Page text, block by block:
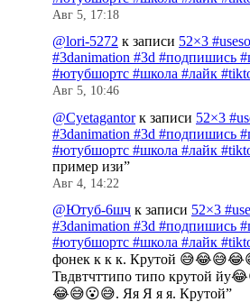
Авг 5, 17:18
@lori-5272 к записи 52×3
#3danimation #3d #подпишись
#ютубшортс #школа #лайк
Авг 5, 10:46
@Cyetagantorк записи 52×3
#3danimation #3d #подпишись
#ютубшортс #школа #лайк
пример изи”
Авг 4, 14:22
@Ютуб-6шч к записи 52×3
#3danimation #3d #подпишись
#ютубшортс #школа #лайк
фонек к к к. Крутой
Твдвтчттипо типо крутой
😂😅😮😅. Яя Я я я. Крутой”